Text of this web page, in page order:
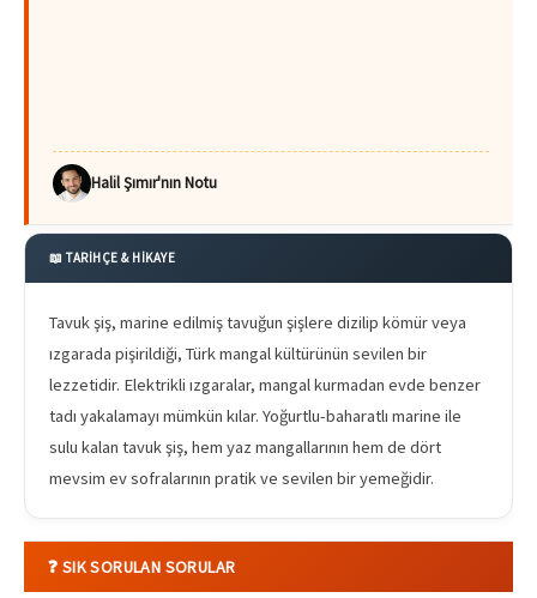
Halil Şımır'nın Notu
📖 TARİHÇE & HİKAYE
Tavuk şiş, marine edilmiş tavuğun şişlere dizilip kömür veya
ızgarada pişirildiği, Türk mangal kültürünün sevilen bir
lezzetidir. Elektrikli ızgaralar, mangal kurmadan evde benzer
tadı yakalamayı mümkün kılar. Yoğurtlu-baharatlı marine ile
sulu kalan tavuk şiş, hem yaz mangallarının hem de dört
mevsim ev sofralarının pratik ve sevilen bir yemeğidir.
❓ SIK SORULAN SORULAR